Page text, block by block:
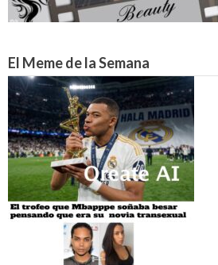
El Meme de la Semana